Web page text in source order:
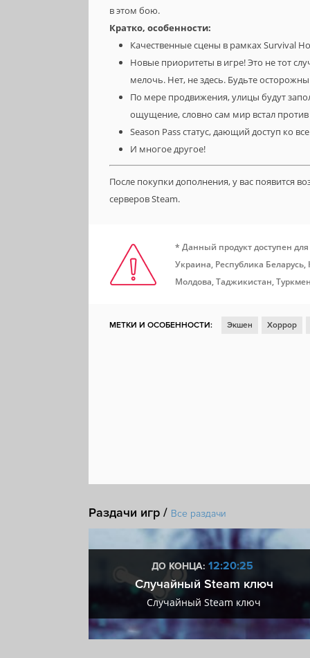
в этом бою.
Кратко, особенности:
Качественные сцены в рамках Survival
Новые приоритеты в игре! Это не тот
мелочь. Нет, не здесь. Будьте
По мере продвижения, улицы будут
ощущение, словно сам мир встал
Season Pass статус, дающий доступ ко
И многое другое!
После покупки дополнения, у вас появится
серверов Steam.
* Данный продукт доступен
Украина, Республика
Молдова, Таджикистан,
МЕТКИ И ОСОБЕННОСТИ: Экшен Хоррор
Раздачи игр / Все раздачи
ДО КОНЦА: 12:20:24
Случайный Steam ключ
Случайный Steam ключ